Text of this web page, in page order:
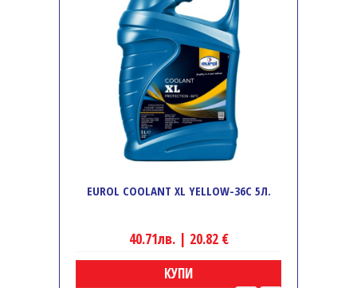
EUROL COOLANT XL YELLOW-36C 5Л.
40.71лв. | 20.82 €
КУПИ